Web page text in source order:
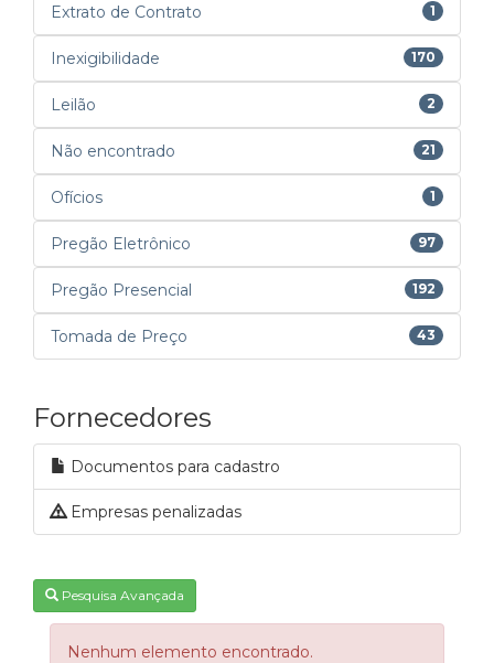
Extrato de Contrato 1
Inexigibilidade 170
Leilão 2
Não encontrado 21
Ofícios 1
Pregão Eletrônico 97
Pregão Presencial 192
Tomada de Preço 43
Fornecedores
Documentos para cadastro
Empresas penalizadas
Pesquisa Avançada
Nenhum elemento encontrado.